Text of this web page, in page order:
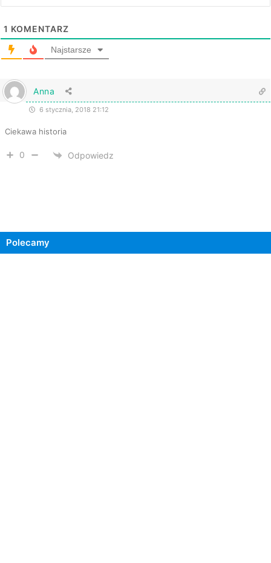
1 KOMENTARZ
Najstarsze
Anna
6 stycznia, 2018 21:12
Ciekawa historia
0 Odpowiedz
Polecamy